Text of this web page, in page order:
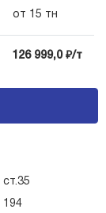
от 15 тн
126 999,0 ₽/т
ст.35
194